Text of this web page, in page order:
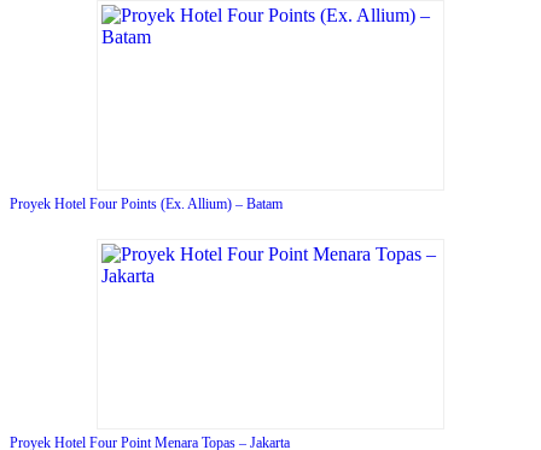
Proyek Hotel Four Points (Ex. Allium) – Batam
Proyek Hotel Four Point Menara Topas – Jakarta